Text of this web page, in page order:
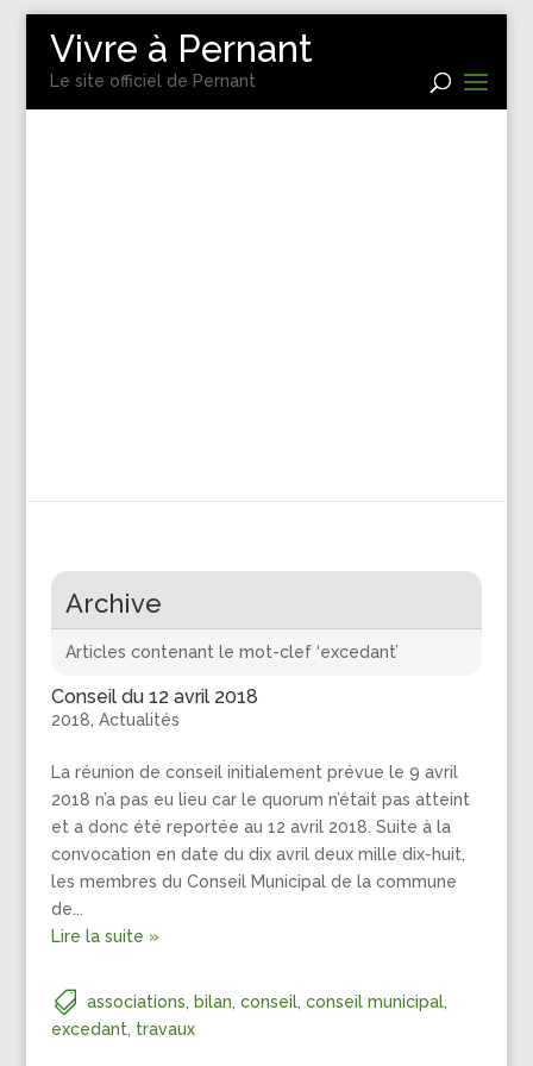
Vivre à Pernant
Le site officiel de Pernant
Archive
Articles contenant le mot-clef ‘excedant’
Conseil du 12 avril 2018
2018 Actualités
La réunion de conseil initialement prévue le 9 avril
2018 n’a pas eu lieu car le quorum n’était pas atteint
et a donc été reportée au 12 avril 2018. Suite à la
convocation en date du dix avril deux mille dix-huit,
les membres du Conseil Municipal de la commune
de...
Lire la suite »
associations bilan conseil, conseil municipal,
excedant, travaux